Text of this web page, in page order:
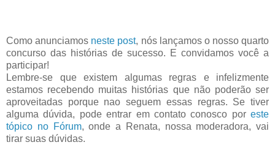
Como anunciamos neste post, nós lançamos o nosso quarto
concurso das histórias de sucesso. E convidamos você a
participar!
Lembre-se que existem algumas regras e infelizmente
estamos recebendo muitas histórias que não poderão ser
aproveitadas porque nao seguem essas regras. Se tiver
alguma dúvida, pode entrar em contato conosco por este
tópico no Fórum, onde a Renata, nossa moderadora, vai
tirar suas dúvidas.